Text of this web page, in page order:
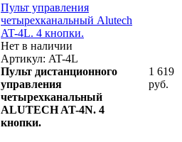
Пульт управления
четырехканальный Alutech
AT-4L. 4 кнопки.
Нет в наличии
Артикул: AT-4L
Пульт дистанционного
управления
четырехканальный
ALUTECH AT-4N. 4
кнопки.
1 619
руб.